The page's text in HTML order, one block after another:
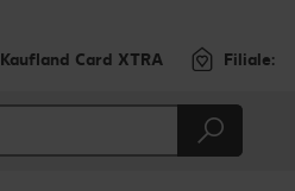
Kaufland Card XTRA Filiale: